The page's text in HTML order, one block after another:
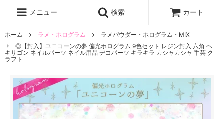
メニュー 検索 カート
ホーム ラメ・ホログラム
ラメパウダー・ホログラム・MIX
◎【封入】ユニコーンの夢 偏光ホログラム 9色セット レジン封入 六角 ヘ
キサゴン ネイルパーツ ネイル用品 デコパーツ キラキラ カシャカシャ 手芸 ク
ラフト